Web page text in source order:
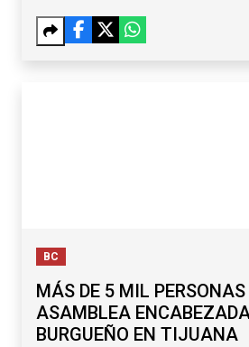
BC
MÁS DE 5 MIL
ASAMBLEA
BURGUEÑO EN TIJUANA